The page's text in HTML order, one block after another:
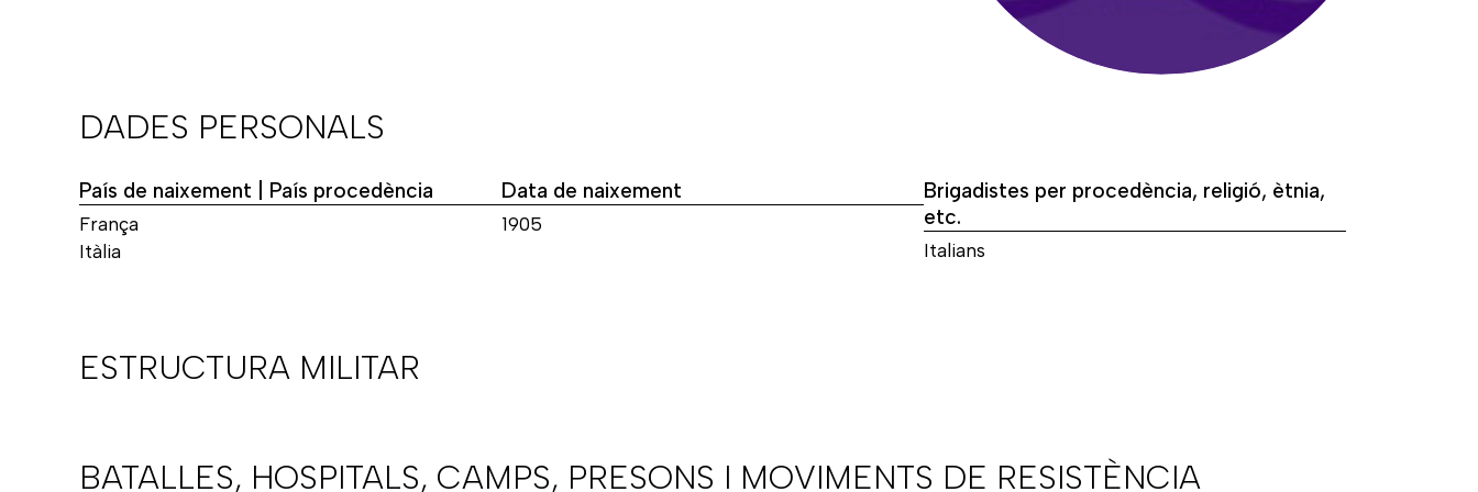
DADES PERSONALS
País de naixement | País procedència
França
Itàlia
Data de naixement
1905
Brigadistes per procedència, religió, ètnia,
etc.
Italians
ESTRUCTURA MILITAR
BATALLES, HOSPITALS, CAMPS, PRESONS I MOVIMENTS DE RESISTÈNCIA